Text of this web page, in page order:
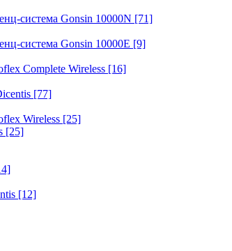
система Gonsin 10000N [71]
система Gonsin 10000E [9]
Complete Wireless [16]
[77]
Wireless [25]
[25]
[12]